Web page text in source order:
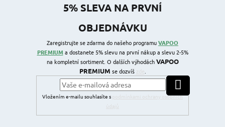
5% SLEVA NA PRVNÍ
OBJEDNÁVKU
Zaregistrujte se zdarma do našeho programuVAPOO
PREMIUM a dostanete 5% slevu na první nákup a slevu 2-5%
na kompletní sortiment. O dalších výhodáchVAPOO
PREMIUM se dozvíš
Vložením e-mailu souhlasíte s
podmínkami ochrany osobních